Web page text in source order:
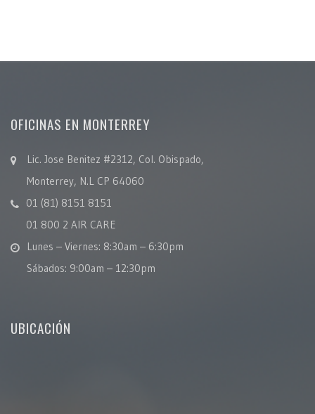
OFICINAS EN MONTERREY
Lic. Jose Benitez #2312, Col. Obispado,
Monterrey, N.L CP 64060
01 (81) 8151 8151
01 800 2 AIR CARE
Lunes – Viernes: 8:30am – 6:30pm
Sábados: 9:00am – 12:30pm
UBICACIÓN